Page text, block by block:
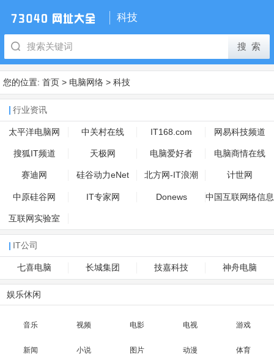
科技
您的位置: 首页 > 电脑网络 > 科技
行业资讯
太平洋电脑网 中关村在线 IT168.com 网易科技频道
搜狐IT频道 天极网 电脑爱好者 电脑商情在线
赛迪网 硅谷动力eNet 北方网-IT浪潮 计世网
中原硅谷网 IT专家网 Donews 中国互联网络信息
互联网实验室
IT公司
七喜电脑 长城集团 技嘉科技 神舟电脑
娱乐休闲
音乐 视频 电影 电视 游戏
新闻 小说 图片 动漫 体育